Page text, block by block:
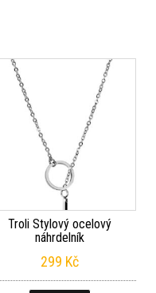
Troli Stylový ocelový
náhrdelník
299 Kč